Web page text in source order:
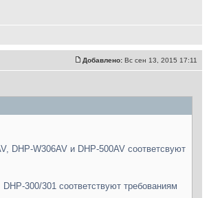
Добавлено: Вс сен 13, 2015 17:11
DHP-W306AV и DHP-500AV соответсвуют
300/301 соответствуют требованиям